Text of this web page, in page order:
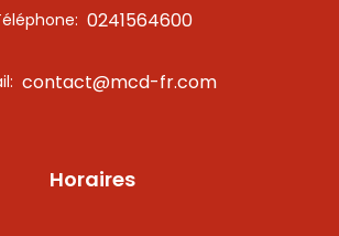
0241564600
contact@mcd-fr.com
Horaires